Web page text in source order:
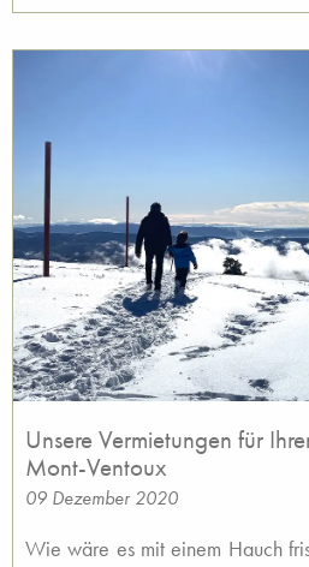
Unsere Vermietungen für
Mont-Ventoux
09 Dezember 2020
Wie wäre es mit einem Hauch